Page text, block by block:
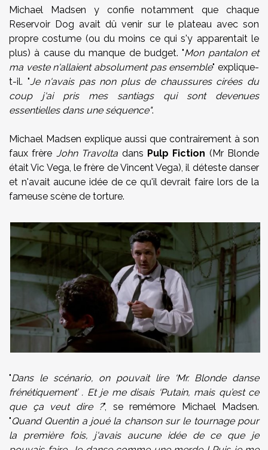
Michael Madsen y confie notamment que chaque
Reservoir Dog avait dû venir sur le plateau avec son
propre costume (ou du moins ce qui s'y apparentait le
plus) à cause du manque de budget. "Mon pantalon et
ma veste n'allaient absolument pas ensemble" explique-
t-il. "Je n'avais pas non plus de chaussures cirées du
coup j'ai pris mes santiags qui sont devenues
essentielles dans une séquence".
Michael Madsen explique aussi que contrairement à son
faux frère John Travolta dans Pulp Fiction (Mr Blonde
était Vic Vega, le frère de Vincent Vega), il déteste danser
et n'avait aucune idée de ce qu'il devrait faire lors de la
fameuse scène de torture.
"Dans le scénario, on pouvait lire ‘Mr. Blonde danse
frénétiquement’ . Et je me disais ‘Putain, mais qu’est ce
que ça veut dire ?", se remémore Michael Madsen.
"Quand Quentin a joué la chanson sur le tournage pour
la première fois, j'avais aucune idée de ce que je